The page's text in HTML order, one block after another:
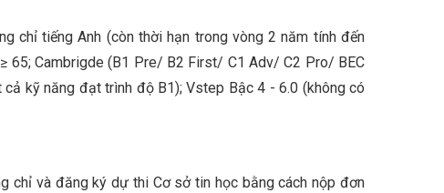
chỉ tiếng Anh (còn thời hạn trong vòng 2 năm tính đến
65; Cambrigde (B1 Pre/ B2 First/ C1 Adv/ C2 Pro/ BEC
kỹ năng đạt trình độ B1); Vstep Bậc 4 - 6.0 (không có
chỉ và đăng ký dự thi Cơ sở tin học bằng cách nộp đơn